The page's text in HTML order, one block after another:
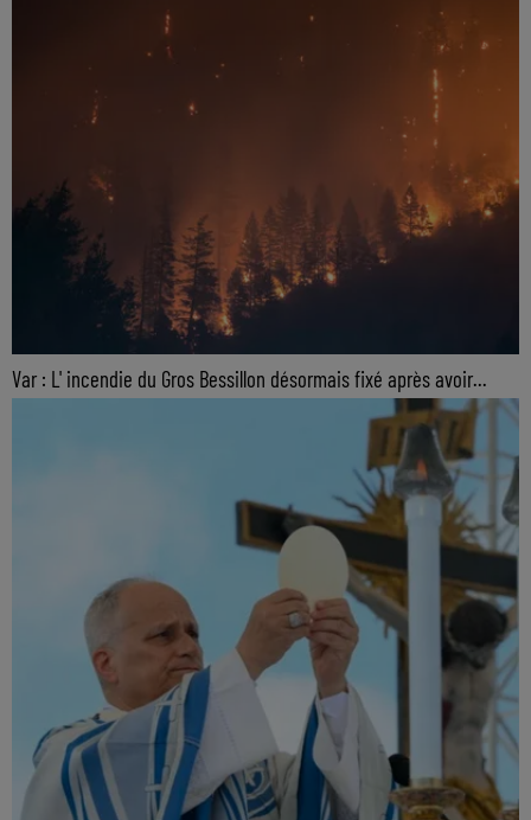
Var : L' incendie du Gros Bessillon désormais fixé après avoir...